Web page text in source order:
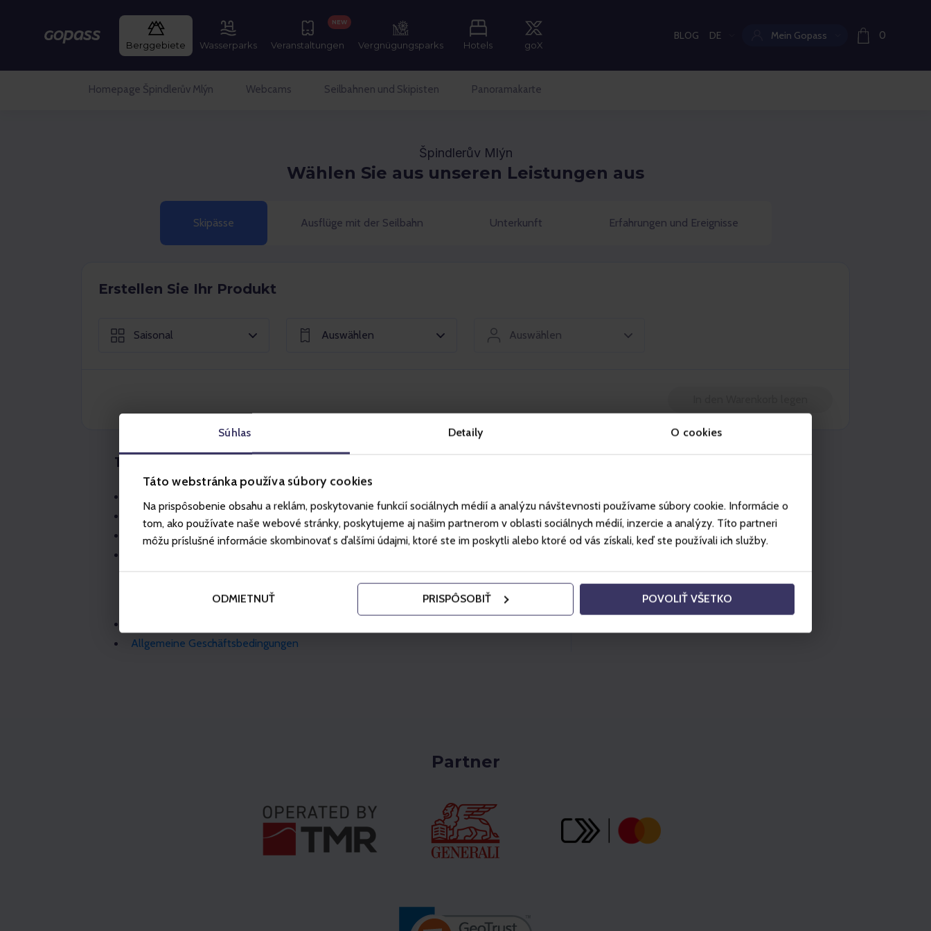
Súhlas Detaily O cookies
Táto webstránka používa súbory cookies
Na prispôsobenie obsahu a reklám, poskytovanie funkcií sociálnych médií a analýzu návštevnosti používame súbory cookie. Informácie o
tom, ako používate naše webové stránky, poskytujeme aj našim partnerom v oblasti sociálnych médií, inzercie a analýzy. Títo partneri
môžu príslušné informácie skombinovať s ďalšími údajmi, ktoré ste im poskytli alebo ktoré od vás získali, keď ste používali ich služby.
ODMIETNUŤ PRISPÔSOBIŤ POVOLIŤ VŠETKO
Gopass Berggebiete Wasserparks Veranstaltungen
NEW
Vergnügungsparks Hotels goX
BLOG Aktuelle Sprache:
DE Mein Gopass 0
Homepage Špindlerův Mlýn Webcams Seilbahnen und Skipisten Panoramakarte
Špindlerův Mlýn
Wählen Sie aus unseren Leistungen aus
Skipässe Ausflüge mit der Seilbahn Unterkunft Erfahrungen und Ereignisse
Erstellen Sie Ihr Produkt
Saisonal Auswählen Auswählen
1 Tages Skipass
Der Skipass kann nur für ein bestimmtes Datum erworben werden.
Nicht gültig für Nachtskifahren.
Stornierung einen Tag im Voraus (am Tag vor Beginn der Gültigkeit der
Dienstleistung), oder 150 CZK bei der Stornierung am ersten Tag der Gültigkeit des
Skipasses bis 11:59 Uhr.
Allgemeine Geschäftsbedingungen
Partner